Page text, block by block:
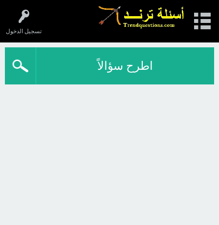
تسجيل الدخول
اطرح سؤالاً